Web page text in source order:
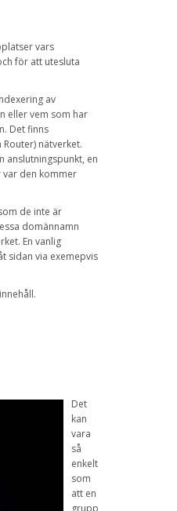
vars
för att utesluta
av
eller vem som har
Det finns
Router) nätverket.
anslutningspunkt, en
var den kommer
de inte är
domännamn
. En vanlig
sidan via exemepvis
.
Det
kan
vara
så
enkelt
som
att en
grupp